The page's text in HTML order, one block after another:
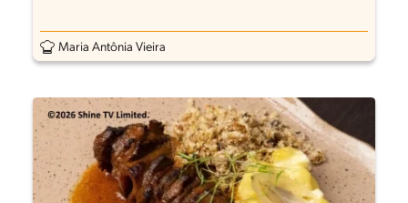
Maria Antônia Vieira